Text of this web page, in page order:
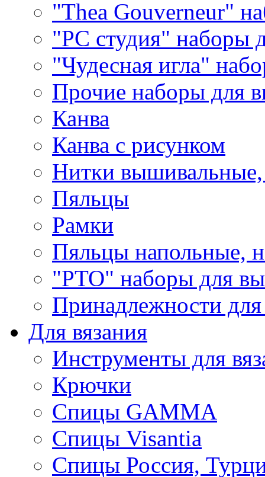
"Thea Gouverneur"
"РС студия" наборы
"Чудесная игла"
Прочие наборы для
Канва
Канва с рисунком
Нитки
Пяльцы
Рамки
Пяльцы напольные,
"РТО" наборы для
Принадлежности
Для вязания
Инструменты для
Крючки
Спицы GAMMA
Спицы Visantia
Спицы Россия,